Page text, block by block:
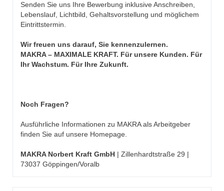
Senden Sie uns Ihre Bewerbung inklusive Anschreiben,
Lebenslauf, Lichtbild, Gehaltsvorstellung und möglichem
Eintrittstermin.
Wir freuen uns darauf, Sie kennenzulernen.
MAKRA – MAXIMALE KRAFT. Für unsere Kunden. Für
Ihr Wachstum. Für Ihre Zukunft.
Noch Fragen?
Ausführliche Informationen zu MAKRA als Arbeitgeber
finden Sie auf unsere Homepage
MAKRA Norbert Kraft GmbH | Zillenhardtstraße 29 |
73037 Göppingen/Voralb